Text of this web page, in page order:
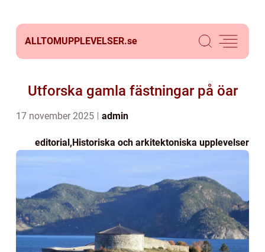
ALLTOMUPPLEVELSER.se
Utforska gamla fästningar på öar
17 november 2025 admin
editorial,Historiska och arkitektoniska upplevelser